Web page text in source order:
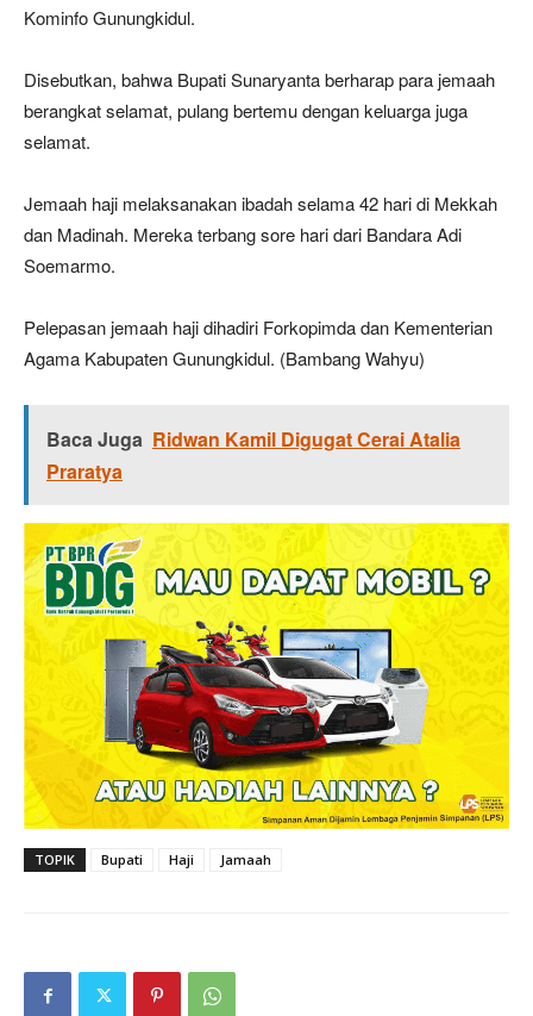
Kominfo Gunungkidul.
Disebutkan, bahwa Bupati Sunaryanta berharap para jemaah
berangkat selamat, pulang bertemu dengan keluarga juga
selamat.
Jemaah haji melaksanakan ibadah selama 42 hari di Mekkah
dan Madinah. Mereka terbang sore hari dari Bandara Adi
Soemarmo.
Pelepasan jemaah haji dihadiri Forkopimda dan Kementerian
Agama Kabupaten Gunungkidul. (Bambang Wahyu)
Baca Juga Ridwan Kamil Digugat Cerai Atalia
Praratya
TOPIK Bupati Haji Jamaah